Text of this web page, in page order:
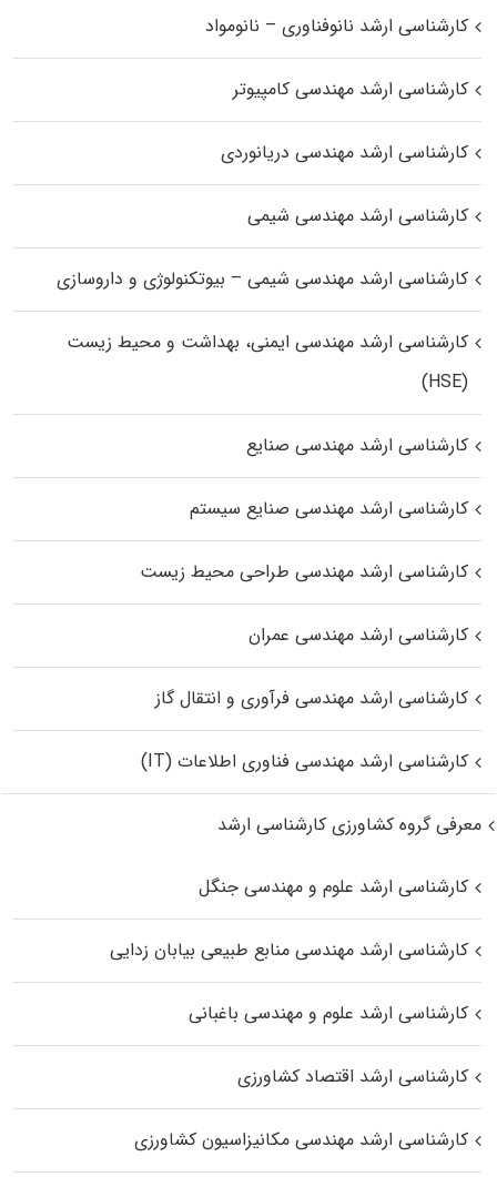
کارشناسی ارشد نانوفناوری – نانومواد
کارشناسی ارشد مهندسی کامپیوتر
کارشناسی ارشد مهندسی دریانوردی
کارشناسی ارشد مهندسی شیمی
کارشناسی ارشد مهندسی شیمی – بیوتکنولوژی و داروسازی
کارشناسی ارشد مهندسی ایمنی، بهداشت و محیط زیست
(HSE)
کارشناسی ارشد مهندسی صنایع
کارشناسی ارشد مهندسی صنایع سیستم
کارشناسی ارشد مهندسی طراحی محیط زیست
کارشناسی ارشد مهندسی عمران
کارشناسی ارشد مهندسی فرآوری و انتقال گاز
کارشناسی ارشد مهندسی فناوری اطلاعات (IT)
معرفی گروه کشاورزی کارشناسی ارشد
کارشناسی ارشد علوم و مهندسی جنگل
کارشناسی ارشد مهندسی منابع طبیعی بیابان زدایی
کارشناسی ارشد علوم و مهندسی باغبانی
کارشناسی ارشد اقتصاد کشاورزی
کارشناسی ارشد مهندسی مکانیزاسیون کشاورزی